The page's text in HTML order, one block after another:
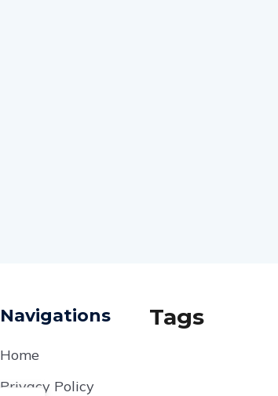
Navigations
Home
Privacy Policy
Tags